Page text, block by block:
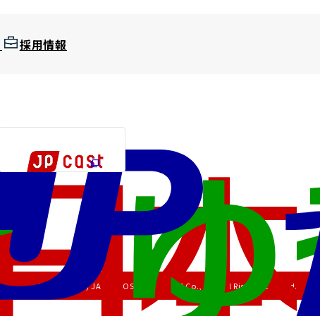
採用情報
Copyright (C) JAPAN POST HOLDINGS Co., Ltd. All Rights Reserved.